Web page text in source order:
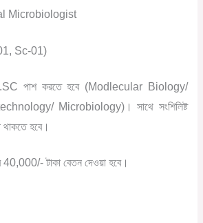
Microbiologist
Sc-01)
পাশ করতে হবে(Modlecular Biology/
Microbiology) । সাথে সংশিলিষ্ট
থাকতে হবে।
40,000/-টাকা বেতন দেওয়া হবে।